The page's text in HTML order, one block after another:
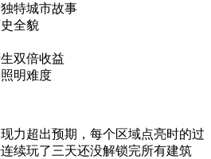
特城市故事
全貌
双倍收益
明难度
力超出预期，每个区域点亮时的过
续玩了三天还没解锁完所有建筑